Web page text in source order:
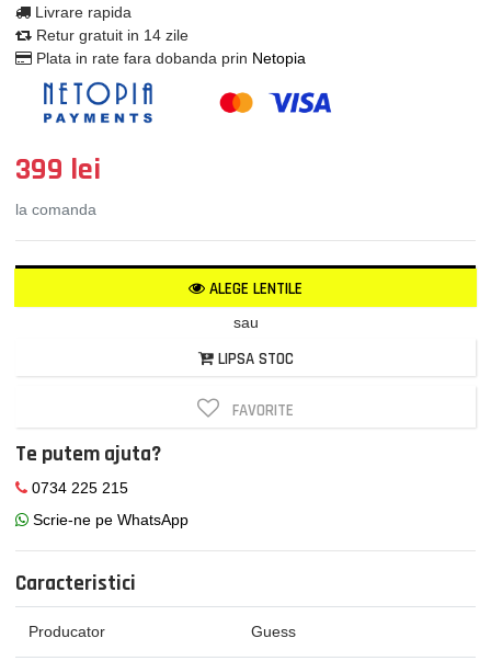
Livrare rapida
Retur gratuit in 14 zile
Plata in rate fara dobanda prin Netopia
399 lei
la comanda
ALEGE LENTILE
sau
LIPSA STOC
FAVORITE
Te putem ajuta?
0734 225 215
Scrie-ne pe WhatsApp
Caracteristici
Producator Guess